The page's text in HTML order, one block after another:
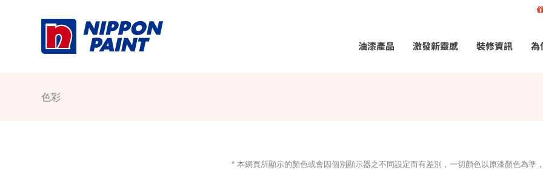
油漆產品 激發新靈感 裝修資訊 為
色彩
* 本網頁所顯示的顏色或會因個別顯示器之不同設定而有差別，一切顏色以原漆顏色為準，